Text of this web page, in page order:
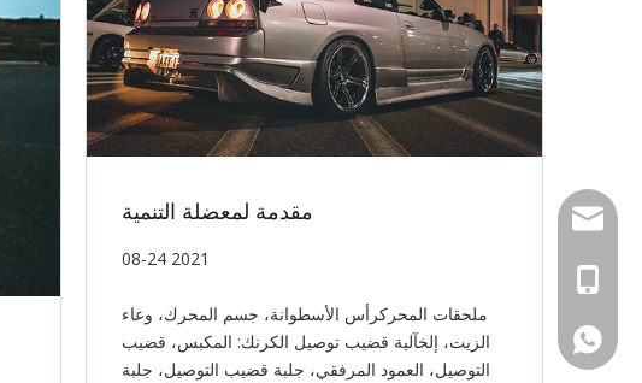
مقدمة لمعضلة التنمية
08-24 2021
ملحقات المحركرأس الأسطوانة، جسم المحرك، وعاء
الزيت، إلخآلية قضيب توصيل الكرنك: المكبس، قضيب
التوصيل، العمود المرفقي، جلبة قضيب التوصيل، جلبة
WhatsApp